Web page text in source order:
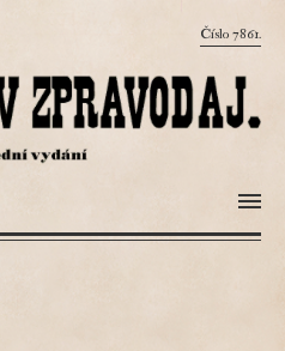
Číslo 7861.